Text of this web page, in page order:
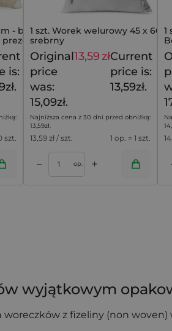
- białe
prezentów
25,99 zł
is:
szt.
1 szt. Worek welurowy 45 x 60
srebrny
Original
price
was:
15,09zł.
13,59złCurrent
price is:
13,59zł.
Najniższa cena z 30 dni przed obniżką:
13,59zł.
13,59 zł / szt. 1 op. = 1 szt.
– op. +
1
Dodaj do koszyka
wyjątkowym
z fizeliny (non